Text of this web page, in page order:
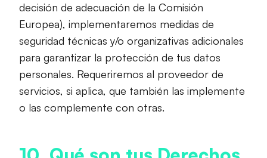
decisión de adecuación de la Comisión
Europea), implementaremos medidas de
seguridad técnicas y/o organizativas adicionales
para garantizar la protección de tus datos
personales. Requeriremos al proveedor de
servicios, si aplica, que también las implemente
o las complemente con otras.